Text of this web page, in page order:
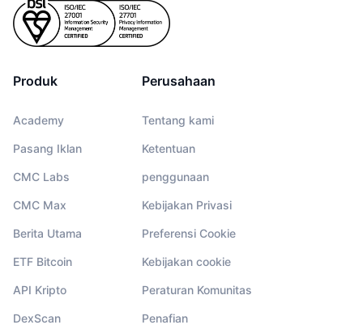
Produk
Academy
Pasang Iklan
CMC Labs
CMC Max
Berita Utama
ETF Bitcoin
API Kripto
DexScan
Perusahaan
Tentang kami
Ketentuan
penggunaan
Kebijakan Privasi
Preferensi Cookie
Kebijakan cookie
Peraturan Komunitas
Penafian